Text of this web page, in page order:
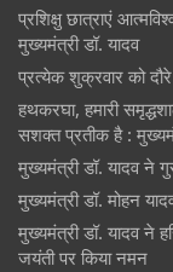
प्रशिक्षु छात्राएं
मुख्यमंत्री डॉ. यादव
प्रत्येक शुक्रवार को
हथकरघा, हमारी
सशक्त प्रतीक है :
मुख्यमंत्री डॉ. यादव ने
मुख्यमंत्री डॉ. मोहन
मुख्यमंत्री डॉ. यादव ने
जयंती पर किया नमन